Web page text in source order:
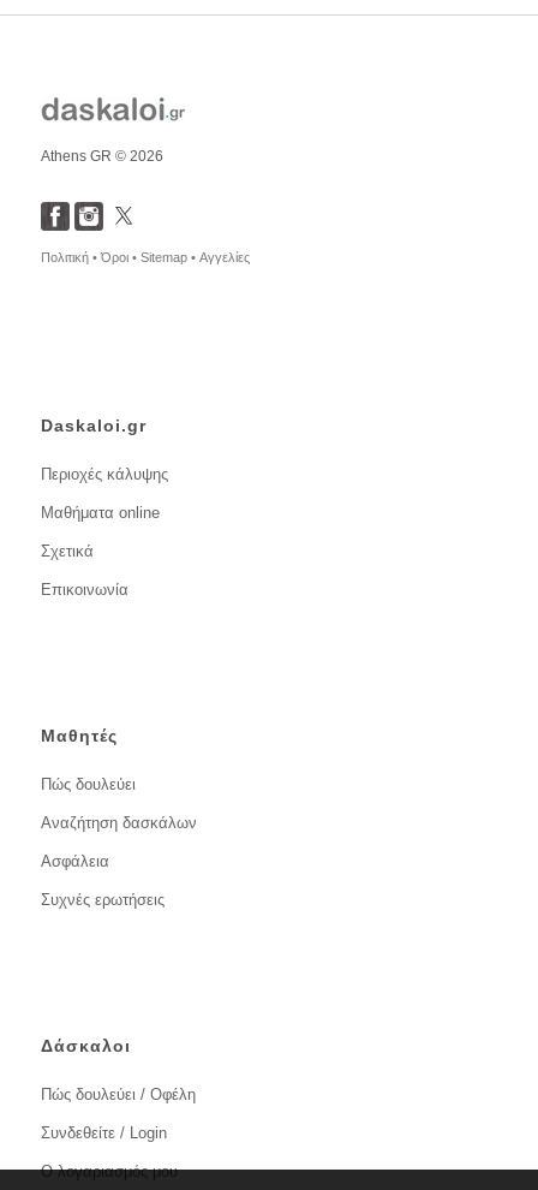
Athens GR © 2026
Πολιτική •Όροι • Sitemap • Αγγελίες
Daskaloi.gr
Περιοχές κάλυψης
Μαθήματα online
Σχετικά
Επικοινωνία
Μαθητές
Πώς δουλεύει
Αναζήτηση δασκάλων
Ασφάλεια
Συχνές ερωτήσεις
Δάσκαλοι
Πώς δουλεύει / Οφέλη
Συνδεθείτε / Login
Ο λογαριασμός μου